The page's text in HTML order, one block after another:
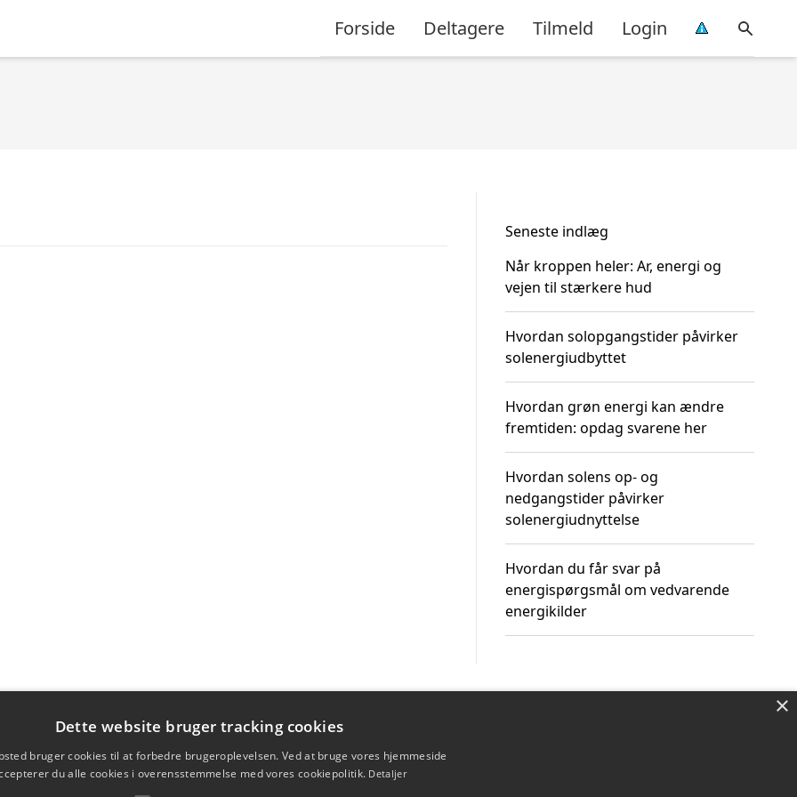
Forside Deltagere Tilmeld Login
Seneste indlæg
Når kroppen heler: Ar, energi og
vejen til stærkere hud
Hvordan solopgangstider påvirker
solenergiudbyttet
Hvordan grøn energi kan ændre
fremtiden: opdag svarene her
Hvordan solens op- og
nedgangstider påvirker
solenergiudnyttelse
Hvordan du får svar på
energispørgsmål om vedvarende
energikilder
×
Dette website bruger tracking cookies
bruger cookies til at forbedre brugeroplevelsen. Ved at bruge vores hjemmeside
du alle cookies i overensstemmelse med vores cookiepolitik. Detaljer